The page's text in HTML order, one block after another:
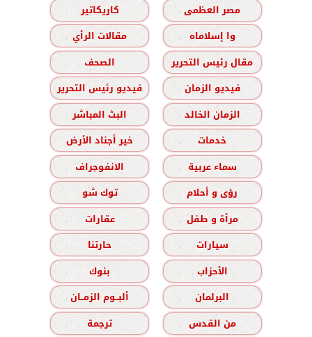
مصر العظمى
كاريكاتير
وا إسلاماه
مقالات الرأي
مقال رئيس التحرير
الصحف
فيديو الزمان
فيديو رئيس التحرير
الزمان الخالد
البث المباشر
خدمات
خير أجناد الأرض
سماء عربية
الانفوجراف
رؤى و أحلام
توك شو
مرأة و طفل
عقارات
سيارات
حارتنا
الأحزاب
بنوك
البرلمان
ألبــوم الزمــان
من القدس
ترجمة